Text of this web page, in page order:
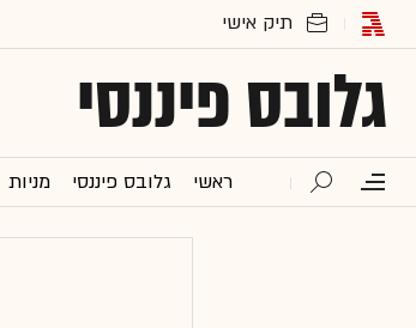
גלובס פיננסי
ראשי גלובס פיננסי מניות